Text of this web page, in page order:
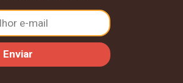
Enviar